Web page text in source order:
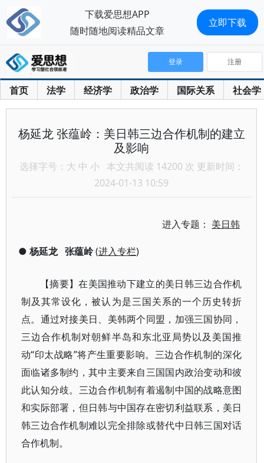
首页 法学 经济学 政治学 国际关系 社会学
登录 注册
杨延龙 张蕴岭：美日韩三边合作机制的建立
及影响
选择字号： 大 中 小 本文共阅读 14200 次 更新时间：
2024-01-13 10:59
进入专题： 美日韩
● 杨延龙 张蕴岭(进入专栏)
【摘要】在美国推动下建立的美日韩三边合作机
制及其常设化，被认为是三国关系的一个历史转折
点。通过对接美日、美韩两个同盟，加强三国协同，
三边合作机制对朝鲜半岛和东北亚局势以及美国推
动“印太战略”将产生重要影响。三边合作机制的深化
面临诸多制约，其中主要来自三国国内政治变动和彼
此认知分歧。三边合作机制有着遏制中国的战略意图
和实际部署，但日韩与中国存在密切利益联系，美日
韩三边合作机制难以完全排除或替代中日韩三国对话
合作机制。
下载爱思想APP
随时随地阅读精品文章
立即下载